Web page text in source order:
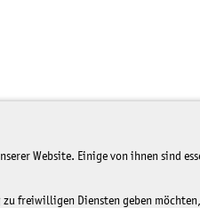
Website. Einige von ihnen sind
freiwilligen Diensten geben